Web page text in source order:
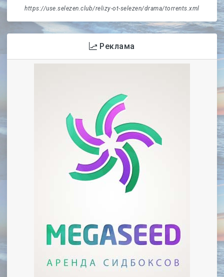
https://use.selezen.club/relizy-ot-selezen/drama/torrents.xml
Реклама